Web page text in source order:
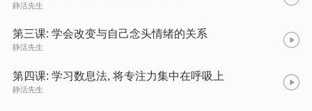
静活先生
第三课: 学会改变与自己念头情绪的关系
静活先生
第四课: 学习数息法, 将专注力集中在呼吸上
静活先生